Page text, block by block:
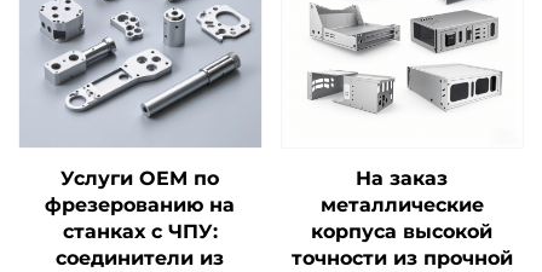
Услуги OEM по
фрезерованию на
станках с ЧПУ:
соединители из
На заказ
металлические
корпуса высокой
точности из прочной